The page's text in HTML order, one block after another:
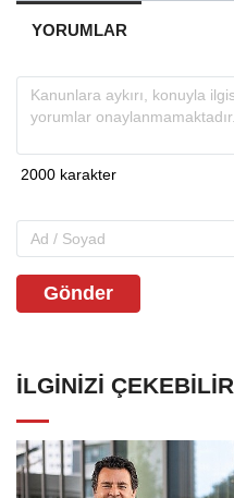
YORUMLAR
Gönder
İLGINIZI ÇEKEBILIR